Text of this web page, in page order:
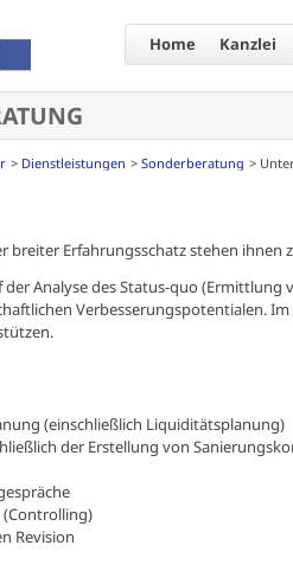
Home Kanzlei
Dienstleistungen Sonderberatung
breiter Erfahrungsschatz stehen ihnen
Analyse des Status-quo (Ermittlung
Verbesserungspotentialen.
(einschließlich Liquiditätsplanung)
der Erstellung von
Controlling)
Revision